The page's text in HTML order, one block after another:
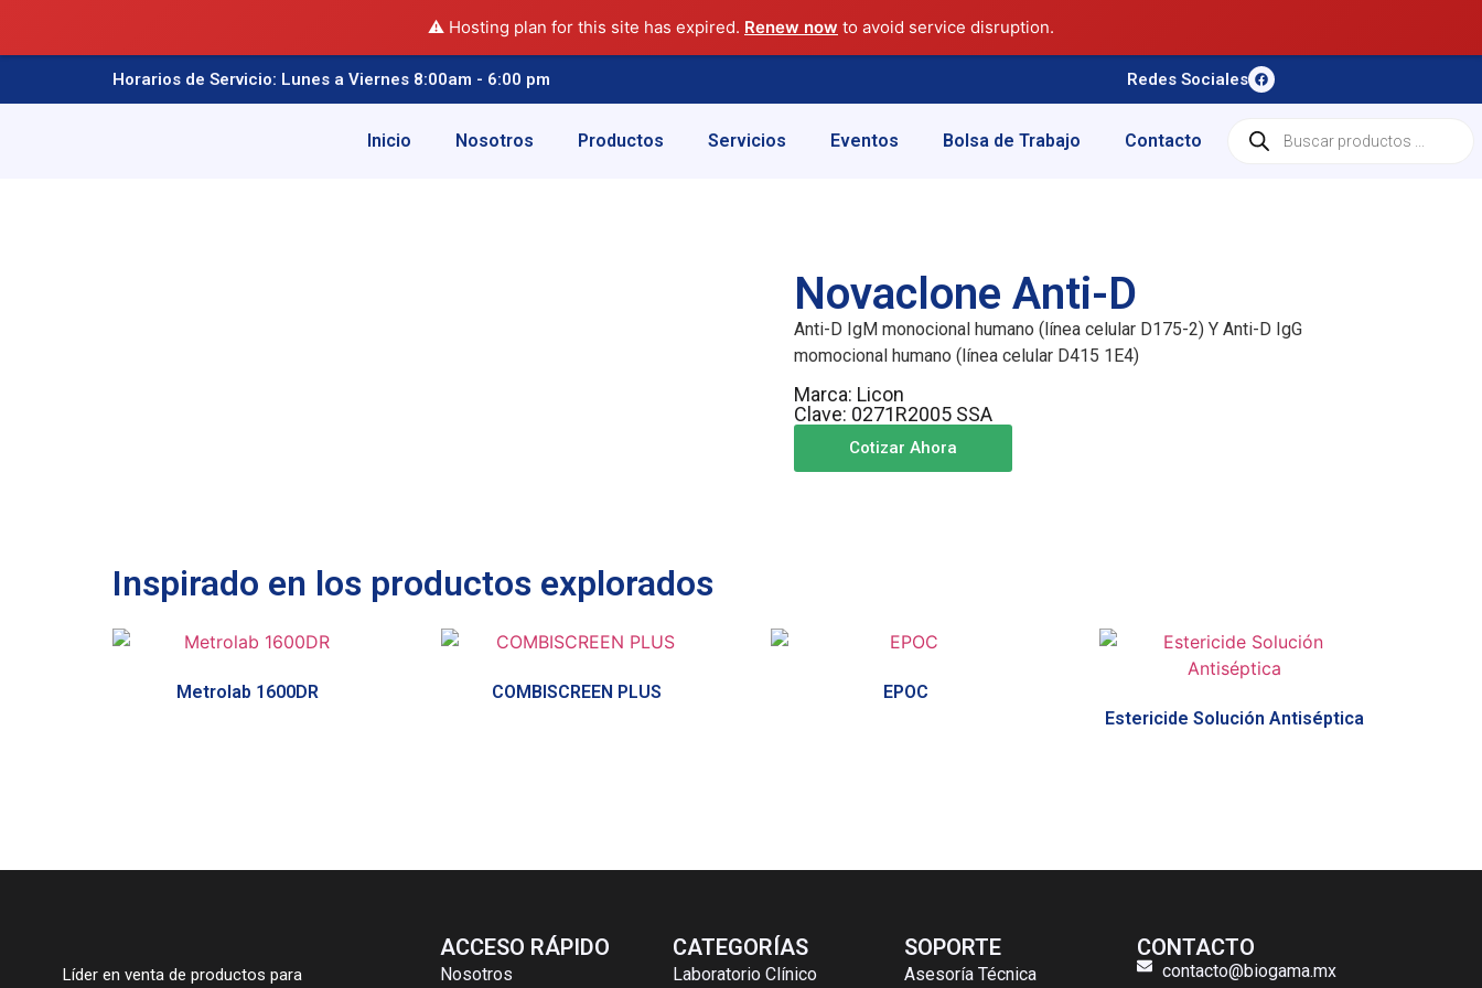
⚠️ Hosting plan for this site has expired. Renew now to avoid service disruption.
Horarios de Servicio: Lunes a Viernes 8:00am - 6:00 pm Redes Sociales
Inicio Nosotros Productos Servicios Eventos Bolsa de Trabajo Contacto
Novaclone Anti-D
Anti-D IgM monocional humano (línea celular D175-2) Y Anti-D IgG
momocional humano (línea celular D415 1E4)
Marca: Licon
Clave: 0271R2005 SSA
Cotizar Ahora
Inspirado en los productos explorados
Metrolab 1600DR COMBISCREEN PLUS
EPOC
Estericide Solución Antiséptica
Líder en venta de productos para
ACCESO RÁPIDO
Nosotros
CATEGORÍAS
Laboratorio Clínico
SOPORTE
Asesoría Técnica
CONTACTO
contacto@biogama.mx